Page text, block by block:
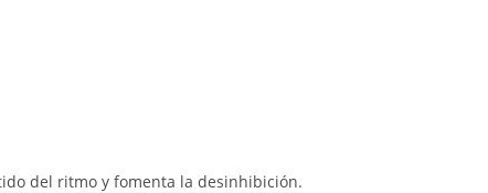
del ritmo y fomenta la desinhibición.